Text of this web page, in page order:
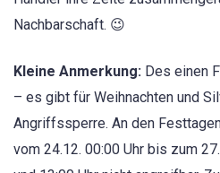
Nachbarschaft. 😉
Kleine Anmerkung: Des einen
– es gibt für Weihnachten und
Angriffssperre. An den
vom 24.12. 00:00 Uhr bis zum